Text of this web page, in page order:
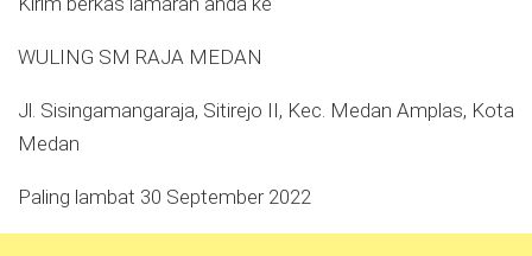
WULING SM RAJA MEDAN
Jl. Sisingamangaraja, Sitirejo II, Kec. Medan Amplas, Kota
Medan
Paling lambat 30 September 2022